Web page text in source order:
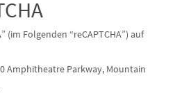
(im Folgenden “reCAPTCHA”) auf
Amphitheatre Parkway, Mountain